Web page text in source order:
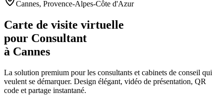
Cannes, Provence-Alpes-Côte d'Azur
Carte de visite virtuelle
pour Consultant
à Cannes
La solution premium pour les consultants et cabinets de conseil qui
veulent se démarquer. Design élégant, vidéo de présentation, QR
code et partage instantané.